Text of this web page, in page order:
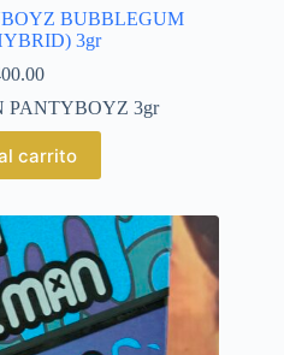
BUBBLEGUM
3gr
PANTYBOYZ 3gr
carrito